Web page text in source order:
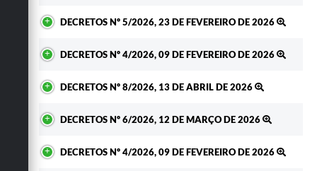
DECRETOS Nº 5/2026, 23 DE FEVEREIRO DE 2026
DECRETOS Nº 4/2026, 09 DE FEVEREIRO DE 2026
DECRETOS Nº 8/2026, 13 DE ABRIL DE 2026
DECRETOS Nº 6/2026, 12 DE MARÇO DE 2026
DECRETOS Nº 4/2026, 09 DE FEVEREIRO DE 2026